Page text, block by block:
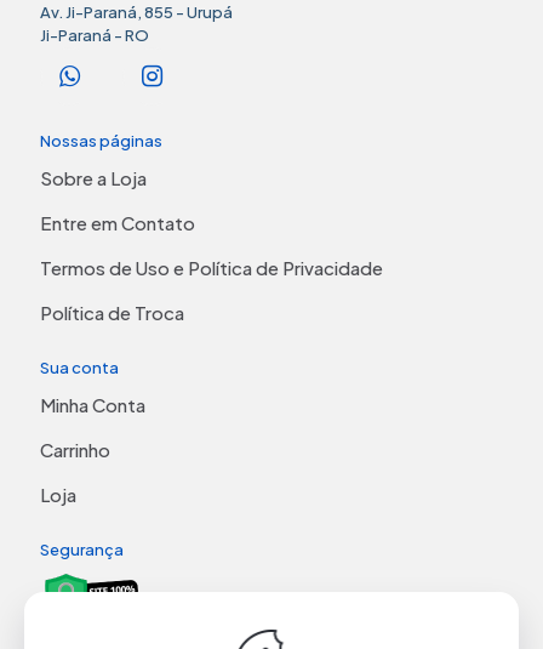
Av. Ji-Paraná, 855 - Urupá
Ji-Paraná - RO
Nossas páginas
Sobre a Loja
Entre em Contato
Termos de Uso e Política de Privacidade
Política de Troca
Sua conta
Minha Conta
Carrinho
Loja
Segurança